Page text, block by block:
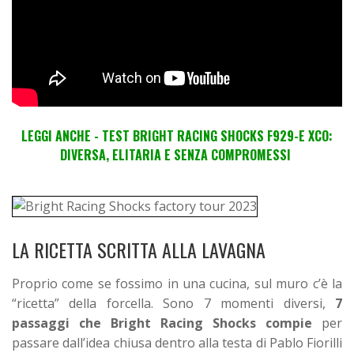
LEGGI ANCHE - TEST BRIGHT RACING SHOCKS F929-E XCO:
DIVERSA, ELITARIA E SENZA COMPROMESSI
LA RICETTA SCRITTA ALLA LAVAGNA
Proprio come se fossimo in una cucina, sul muro c’è la
“ricetta” della forcella. Sono 7 momenti diversi, 7
passaggi che Bright Racing Shocks compie per
passare dall’idea chiusa dentro alla testa di Pablo Fiorilli